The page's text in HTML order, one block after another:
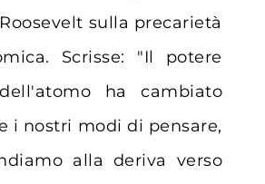
sulla precarietà
Scrisse: "Il potere
ha cambiato
i nostri modi di pensare,
alla deriva verso